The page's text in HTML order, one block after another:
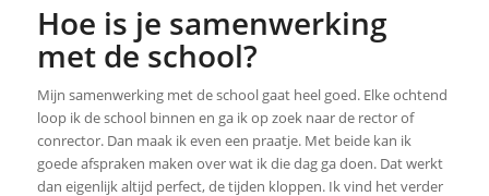
Hoe is je samenwerking
met de school?
Mijn samenwerking met de school gaat heel goed. Elke ochtend
loop ik de school binnen en ga ik op zoek naar de rector of
conrector. Dan maak ik even een praatje. Met beide kan ik
goede afspraken maken over wat ik die dag ga doen. Dat werkt
dan eigenlijk altijd perfect, de tijden kloppen. Ik vind het verder